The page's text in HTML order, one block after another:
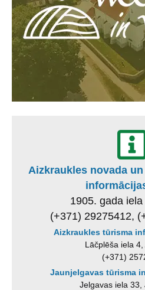
Aizkraukles novada
1905. gada
(+371) 29275412,
Aizkraukles tūrisma
Lāčplēša iela
(+371)
Jaunjelgavas tūrisma
Jelgavas iela 33,